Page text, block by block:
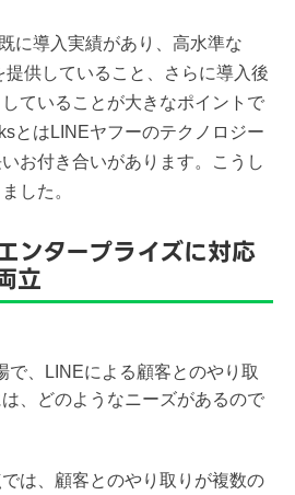
に導入実績があり、高水準な
提供していること、さらに導入後
ていることが大きなポイントで
とはLINEヤフーのテクノロジー
お付き合いがあります。こうし
した。
ンタープライズに対応
立
で、LINEによる顧客とのやり取
、どのようなニーズがあるので
は、顧客とのやり取りが複数の